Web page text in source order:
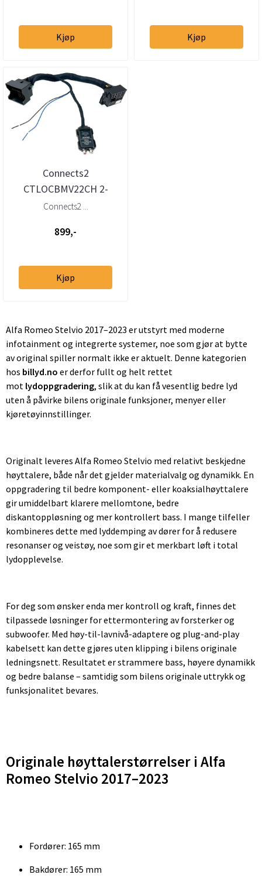
Kjøp Kjøp
Connects2
CTLOCBMV22CH 2-
kanals høy-til-l
Quadl...
Connects2 ...
899,-
Kjøp
Alfa Romeo Stelvio 2017–2023 er utstyrt med moderne
infotainment og integrerte systemer, noe som gjør at bytte
av original spiller normalt ikke er aktuelt. Denne kategorien
hos billyd.no er derfor fullt og helt rettet
mot lydoppgradering, slik at du kan få vesentlig bedre lyd
uten å påvirke bilens originale funksjoner, menyer eller
kjøretøyinnstillinger.
Originalt leveres Alfa Romeo Stelvio med relativt beskjedne
høyttalere, både når det gjelder materialvalg og dynamikk. En
oppgradering til bedre komponent- eller koaksialhøyttalere
gir umiddelbart klarere mellomtone, bedre
diskantoppløsning og mer kontrollert bass. I mange tilfeller
kombineres dette med lyddemping av dører for å redusere
resonanser og veistøy, noe som gir et merkbart løft i total
lydopplevelse.
For deg som ønsker enda mer kontroll og kraft, finnes det
tilpassede løsninger for ettermontering av forsterker og
subwoofer. Med høy-til-lavnivå-adaptere og plug-and-play
kabelsett kan dette gjøres uten klipping i bilens originale
ledningsnett. Resultatet er strammere bass, høyere dynamikk
og bedre balanse – samtidig som bilens originale uttrykk og
funksjonalitet bevares.
Originale høyttalerstørrelser i Alfa
Romeo Stelvio 2017–2023
Fordører: 165 mm
Bakdører: 165 mm